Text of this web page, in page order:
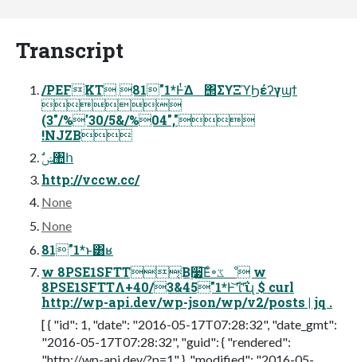
Transcript
/PEFKT 81"1*Ͱͭ͘Δ ΢ΣϒΞϓϦέʔγϣϯ

(3"/%'30/5&/%04","
!NJZB
ࣗݾ঺հ
http://vccw.cc/
None
None
81"1*ͱ͸ʁ
w 8PSE1SFTT͔Β࣮૷͞Εͨ৽ػೳ w
8PSE1SFTTΛ+40/3&45"1*Ͱ͝ʹΐ͝ʹΐɻ $ curl
http://wp-api.dev/wp-json/wp/v2/posts | jq .
[ { "id": 1, "date": "2016-05-17T07:28:32", "date_gmt":
"2016-05-17T07:28:32", "guid": { "rendered":
"http://wp-api.dev/?p=1" }, "modified": "2016-05-